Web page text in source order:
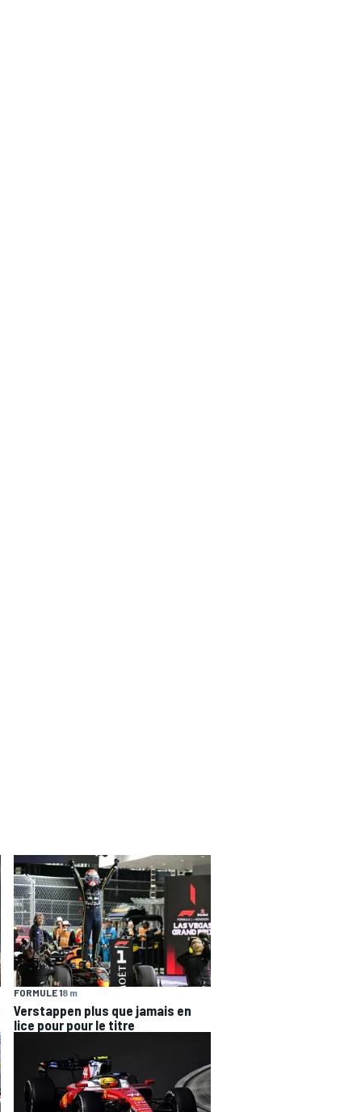
FORMULE 18 m
Verstappen plus que jamais en
lice pour pour le titre